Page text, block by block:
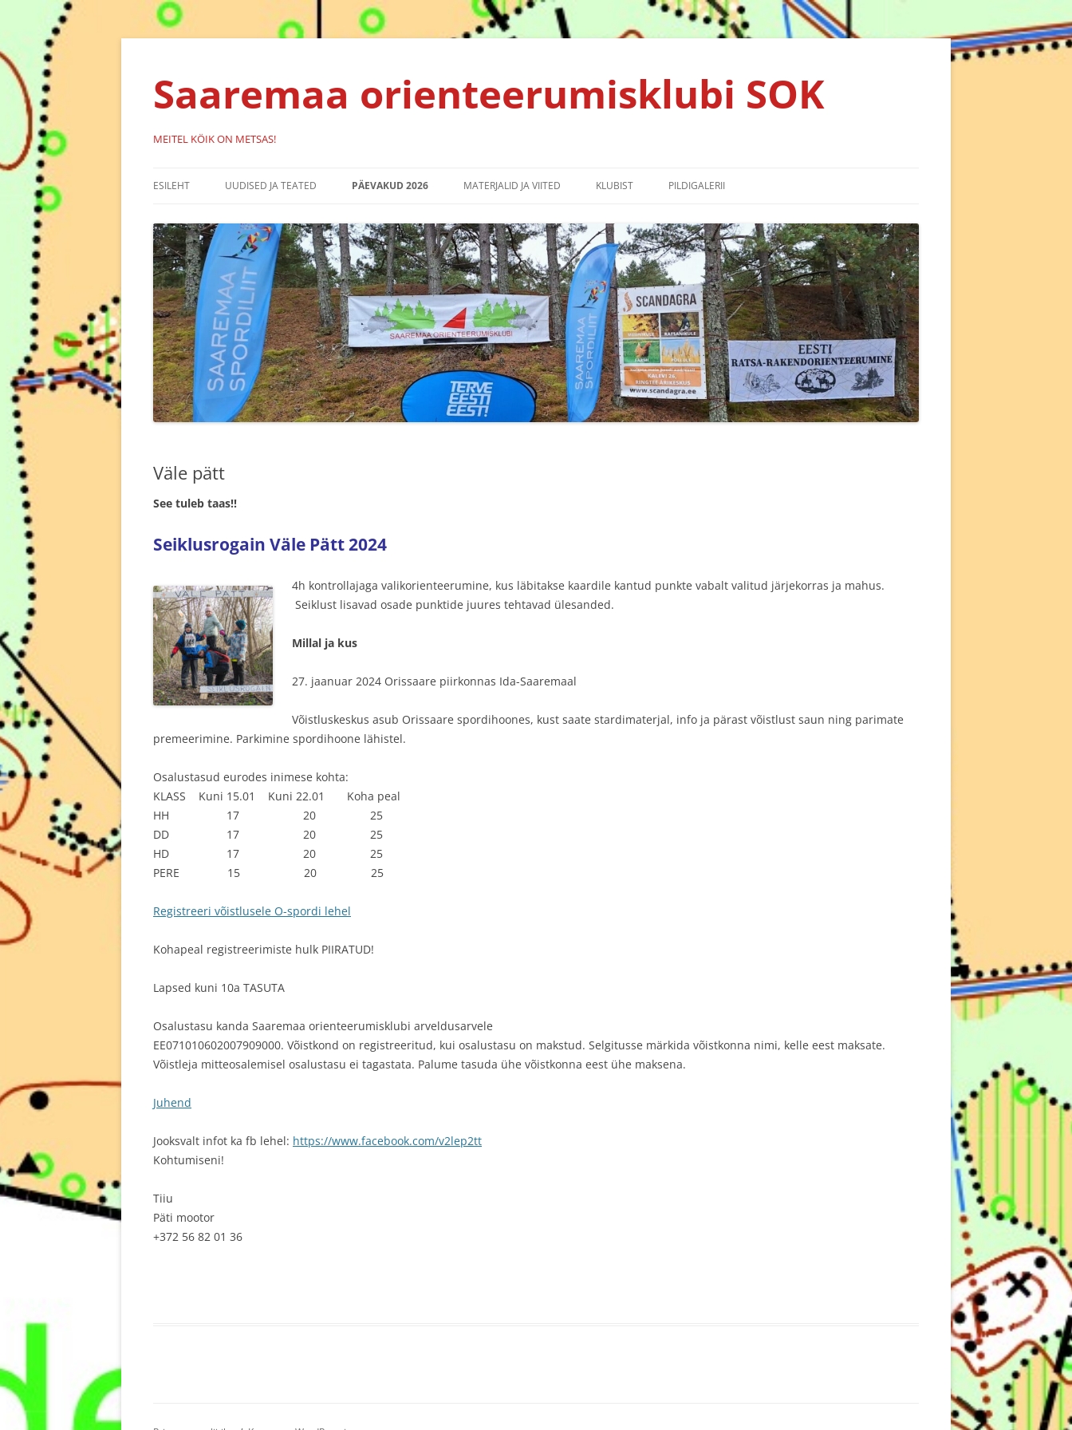
Liigu
Saaremaa orienteerumisklubi SOK
MEITEL KÖIK ON METSAS!
ESILEHT UUDISED JA TEATED
SÜNDMUSED
PÄEVAKUD 2026
TULEMUSED 2024
TULEMUSED 2023
TULEMUSED 2022
EMV2021
TULEMUSED 2021
TULEMUSED 2020
MATERJALID JA VIITED
KORRALDAJALE
SPRINDIRAJA LEPPEMÄRGID
KLUBIST
PRIVAATSUSPOLIITIKA
PILDIGALERII
Väle pätt
See tuleb taas!!
Seiklusrogain Väle Pätt 2024
4h kontrollajaga valikorienteerumine, kus läbitakse kaardile kantud punkte vabalt valitud järjekorras ja mahus.
Seiklust lisavad osade punktide juures tehtavad ülesanded.
Millal ja kus
27. jaanuar 2024 Orissaare piirkonnas Ida-Saaremaal
Võistluskeskus asub Orissaare spordihoones, kust saate stardimaterjal, info ja pärast võistlust saun ning parimate
premeerimine. Parkimine spordihoone lähistel.
Osalustasud eurodes inimese kohta:
KLASS Kuni 15.01 Kuni 22.01 Koha peal
HH 17 20 25
DD 17 20 25
HD 17 20 25
PERE 15 20 25
Registreeri võistlusele O-spordi lehel
Kohapeal registreerimiste hulk PIIRATUD!
Lapsed kuni 10a TASUTA
Osalustasu kanda Saaremaa orienteerumisklubi arveldusarvele
EE071010602007909000. Võistkond on registreeritud, kui osalustasu on makstud. Selgitusse märkida võistkonna nimi, kelle eest maksate.
Võistleja mitteosalemisel osalustasu ei tagastata. Palume tasuda ühe võistkonna eest ühe maksena.
Juhend
Jooksvalt infot ka fb lehel: https://www.facebook.com/v2lep2tt
Kohtumiseni!
Tiiu
Päti mootor
+372 56 82 01 36